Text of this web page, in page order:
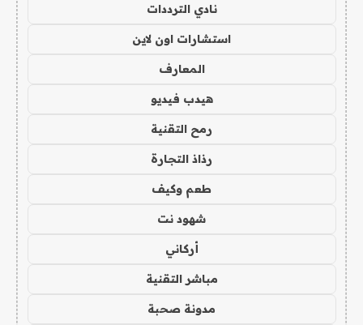
نادي الترددات
استشارات اون لاين
المعارف
هيدب فيديو
رمح التقنية
رذاذ التجارة
طعم وكيف
شهود نت
أركاني
مباشر التقنية
مدونة صحبة